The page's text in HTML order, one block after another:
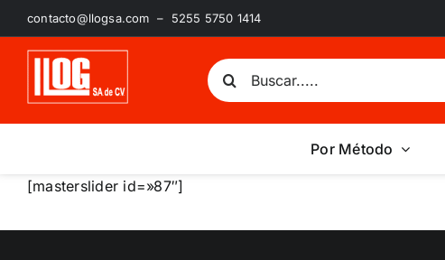
Saltar
al
contenido
contacto@llogsa.com – 5255 5750 1414
Buscar:
Por Método
[masterslider id=»87″]